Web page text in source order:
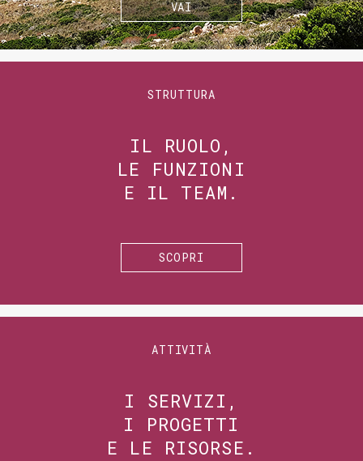
VAI
STRUTTURA
IL RUOLO,
LE FUNZIONI
E IL TEAM.
SCOPRI
ATTIVITÀ
I SERVIZI,
I PROGETTI
E LE RISORSE.